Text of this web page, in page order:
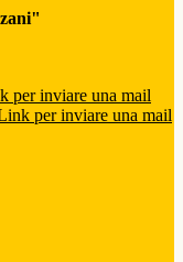
per inviare una mail
per inviare una mail